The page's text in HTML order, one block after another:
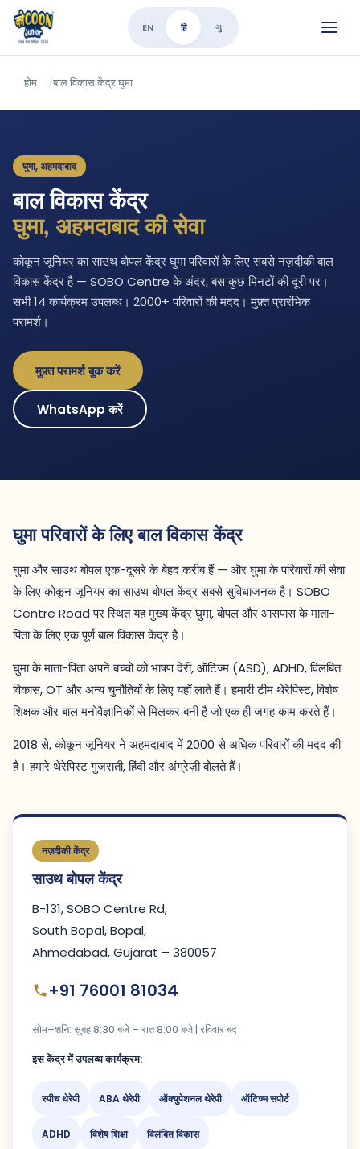
EN हि ગુ
होम /बाल विकास केंद्र घुमा
घुमा, अहमदाबाद
बाल विकास केंद्र
घुमा, अहमदाबाद की सेवा
कोकून जूनियर का साउथ बोपल केंद्र घुमा परिवारों के लिए सबसे नज़दीकी बाल
विकास केंद्र है — SOBO Centre के अंदर, बस कुछ मिनटों की दूरी पर।
सभी 14 कार्यक्रम उपलब्ध। 2000+ परिवारों की मदद। मुफ़्त प्रारंभिक
परामर्श।
मुफ़्त परामर्श बुक करें
WhatsApp करें
घुमा परिवारों के लिए बाल विकास केंद्र
घुमा और साउथ बोपल एक-दूसरे के बेहद करीब हैं — और घुमा के परिवारों की सेवा
के लिए कोकून जूनियर का साउथ बोपल केंद्र सबसे सुविधाजनक है। SOBO
Centre Road पर स्थित यह मुख्य केंद्र घुमा, बोपल और आसपास के माता-
पिता के लिए एक पूर्ण बाल विकास केंद्र है।
घुमा के माता-पिता अपने बच्चों को भाषण देरी, ऑटिज्म (ASD), ADHD, विलंबित
विकास, OT और अन्य चुनौतियों के लिए यहाँ लाते हैं। हमारी टीम थेरेपिस्ट, विशेष
शिक्षक और बाल मनोवैज्ञानिकों से मिलकर बनी है जो एक ही जगह काम करते हैं।
2018 से, कोकून जूनियर ने अहमदाबाद में 2000 से अधिक परिवारों की मदद की
है। हमारे थेरेपिस्ट गुजराती, हिंदी और अंग्रेज़ी बोलते हैं।
नज़दीकी केंद्र
साउथ बोपल केंद्र
B-131, SOBO Centre Rd,
South Bopal, Bopal,
Ahmedabad, Gujarat – 380057
+91 76001 81034
सोम–शनि: सुबह 8:30 बजे – रात 8:00 बजे | रविवार बंद
इस केंद्र में उपलब्ध कार्यक्रम:
स्पीच थेरेपी ABA थेरेपी ऑक्युपेशनल थेरेपी ऑटिज्म सपोर्ट
ADHD विशेष शिक्षा विलंबित विकास